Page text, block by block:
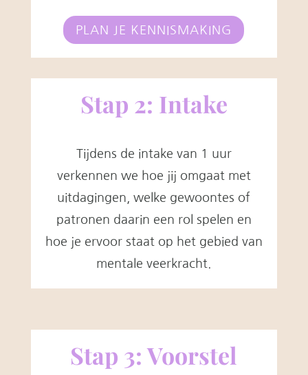
PLAN JE KENNISMAKING
Stap 2: Intake
Tijdens de intake van 1 uur
verkennen we hoe jij omgaat met
uitdagingen, welke gewoontes of
patronen daarin een rol spelen en
hoe je ervoor staat op het gebied van
mentale veerkracht.
Stap 3: Voorstel